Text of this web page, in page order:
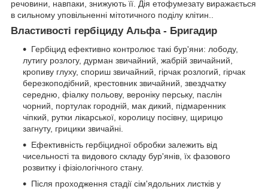
речовини, навпаки, знижують її. Дія етофумезату виражається
в сильному уповільненні мітотичного поділу клітин..
Властивості гербіциду Альфа - Бригадир
Гербіцид ефективно контролює такі бур'яни: лободу,
лутигу розлогу, дурман звичайний, жабрій звичайний,
кропиву глуху, спориш звичайний, гірчак розлогий, гірчак
березкоподібний, крестовник звичайний, звездчатку
середню, фіалку польову, вероніку перську, паслін
чорний, портулак городній, мак дикий, підмаренник
чіпкий, рутки лікарської, королицу посівну, щирицю
загнуту, грицики звичайні.
Ефективність гербіцидної обробки залежить від
чисельності та видового складу бур'янів, їх фазового
розвитку і фізіологічного стану.
Після проходження стадії сім'ядольних листків у